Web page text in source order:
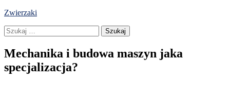
Skip
content
Zwierzaki
Szukaj:
Mechanika i budowa maszyn jaka
specjalizacja?